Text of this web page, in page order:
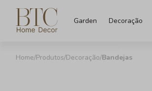
Garden Decoração
Produtos Decoração Bandejas